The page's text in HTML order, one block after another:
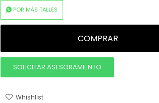
POR MÁS TALLES
COMPRAR
SOLICITAR ASESORAMIENTO